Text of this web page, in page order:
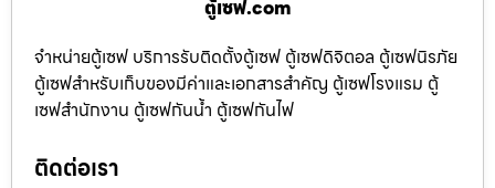
ตู้เซฟ.com
จำหน่ายตู้เซฟ บริการรับติดตั้งตู้เซฟ ตู้เซฟดิจิตอล ตู้เซฟนิรภัย
ตู้เซฟสำหรับเก็บของมีค่าและเอกสารสำคัญ ตู้เซฟโรงแรม ตู้
เซฟสำนักงาน ตู้เซฟกันน้ำ ตู้เซฟกันไฟ
ติดต่อเรา